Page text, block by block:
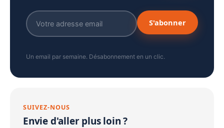
S'abonner
Un email par semaine. Désabonnement en un clic.
SUIVEZ-NOUS
Envie d'aller plus loin ?